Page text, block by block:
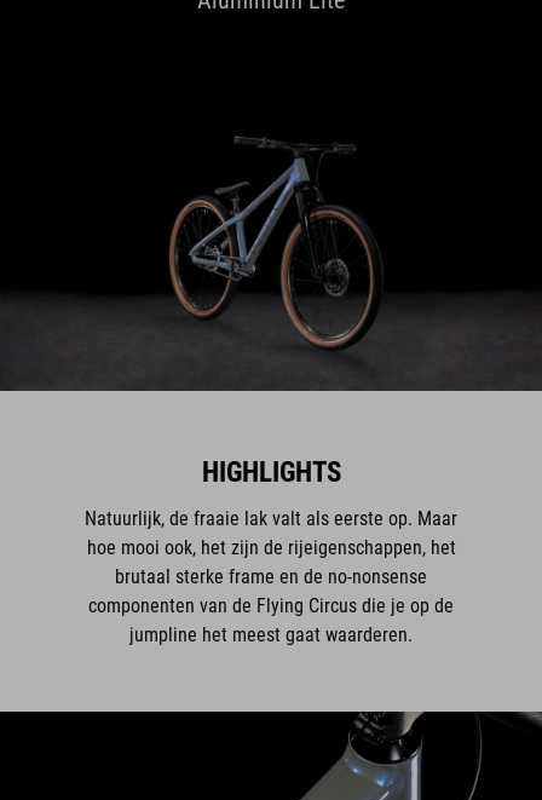
HIGHLIGHTS
Natuurlijk, de fraaie lak valt als eerste op. Maar
hoe mooi ook, het zijn de rijeigenschappen, het
brutaal sterke frame en de no-nonsense
componenten van de Flying Circus die je op de
jumpline het meest gaat waarderen.